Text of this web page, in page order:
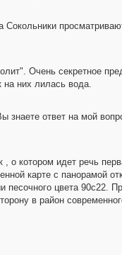
Сокольники
Очень секретное
на них лилась вода.
знаете ответ на мой
о котором идет речь
карте с
песочного цвета 90с22.
в район